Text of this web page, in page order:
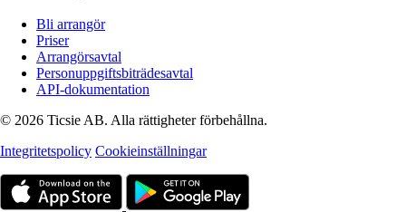
Bli arrangör
Priser
Arrangörsavtal
Personuppgiftsbiträdesavtal
API-dokumentation
© 2026 Ticsie AB. Alla rättigheter förbehållna.
Integritetspolicy Cookieinställningar